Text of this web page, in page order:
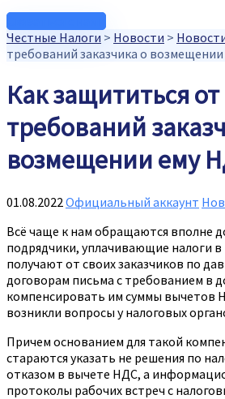
Честные Налоги > Новости >
требований заказчика о
Как защититься от
требований
возмещении ему
01.08.2022Официальный аккаунт
Всё чаще к нам обращаются вполне
подрядчики, уплачивающие налоги
получают от своих заказчиков по
договорам письма с требованием в
компенсировать им суммы вычетов
возникли вопросы у налоговых
Причем основанием для такой
стараются указать не решения по
отказом в вычете НДС, а
протоколы рабочих встреч с